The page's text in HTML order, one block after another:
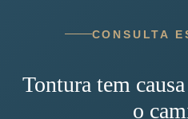
CONSULTA
Tontura tem
o